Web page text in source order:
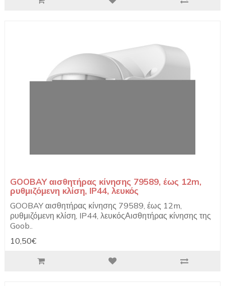
GOOBAY αισθητήρας κίνησης 79589, έως 12m,
ρυθμιζόμενη κλίση, IP44, λευκός
GOOBAY αισθητήρας κίνησης 79589, έως 12m,
ρυθμιζόμενη κλίση, IP44, λευκόςΑισθητήρας κίνησης της
Goob..
10,50€